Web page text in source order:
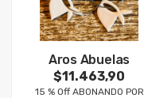
Aros Abuelas
$11.463,90
15 % Off ABONANDO POR